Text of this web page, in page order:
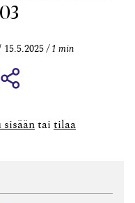
15.5.2025 1 min
Facebook
on LinkedIn
Jaa WhatsApp-viestinä
tai tilaa